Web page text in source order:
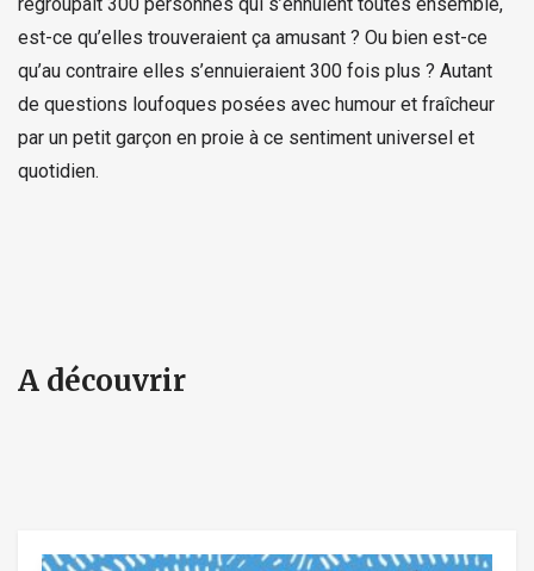
est-ce qu’elles trouveraient ça amusant ? Ou bien est-ce
qu’au contraire elles s’ennuieraient 300 fois plus ? Autant
de questions loufoques posées avec humour et fraîcheur
par un petit garçon en proie à ce sentiment universel et
quotidien.
A découvrir